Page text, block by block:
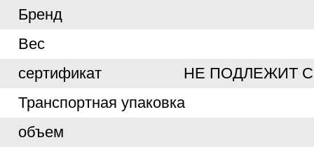
Бренд
Вес
сертификат
НЕ ПОДЛЕЖИТ
Транспортная упаковка
объем